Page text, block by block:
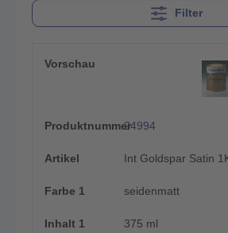
Filter
Vorschau
Produktnummer24994
Artikel Int Goldspar Satin
Farbe 1 seidenmatt
Inhalt 1 375 ml